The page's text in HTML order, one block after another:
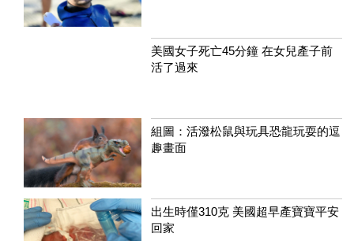
美國女子死亡45分鐘 在女兒產子前
活了過來
組圖：活潑松鼠與玩具恐龍玩耍的逗
趣畫面
出生時僅310克 美國超早產寶寶平安
回家